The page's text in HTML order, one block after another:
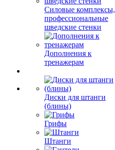
Силовые комплексы,
профессиональные
шведские стенки
Дополнения к
тренажерам
Диски для штанги
(блины)
Грифы
Штанги